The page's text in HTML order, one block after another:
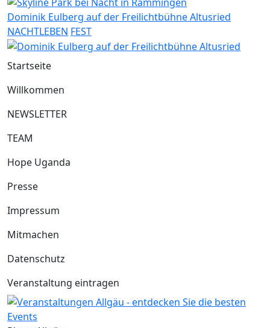
Dominik Eulberg auf der Freilichtbühne Altusried
NACHTLEBEN FEST
Startseite
Willkommen
NEWSLETTER
TEAM
Hope Uganda
Presse
Impressum
Mitmachen
Datenschutz
Veranstaltung eintragen